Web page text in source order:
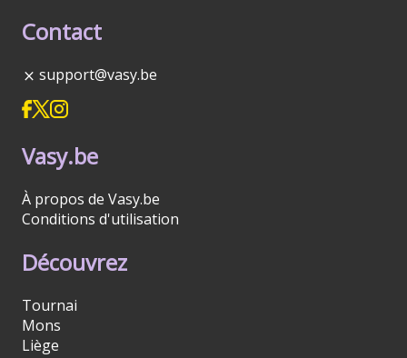
Contact
support@vasy.be
Vasy.be
À propos de Vasy.be
Conditions d'utilisation
Découvrez
Tournai
Mons
Liège